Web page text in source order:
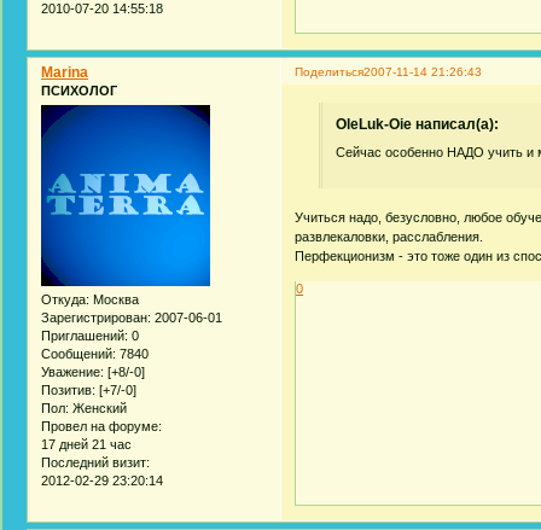
2010-07-20 14:55:18
Поделиться2007-11-14 21:26:43
Marina
ПСИХОЛОГ
Откуда: Москва
Зарегистрирован: 2007-06-01
Приглашений: 0
Сообщений: 7840
Уважение: [+8/-0]
Позитив: [+7/-0]
Пол: Женский
Провел на форуме:
17 дней 21 час
Последний визит:
2012-02-29 23:20:14
OleLuk-Oie написал(а):
Сейчас особенно НАДО учить и
Учиться надо, безусловно, любое
развлекаловки, расслабления.
Перфекционизм - это тоже один из
0